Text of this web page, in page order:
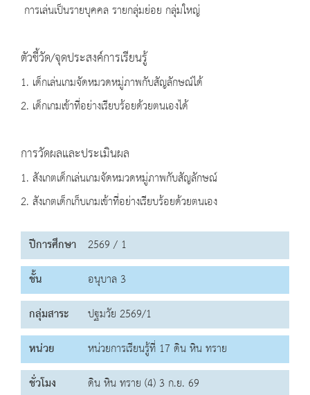
การเล่นเป็นรายบุคคล รายกลุ่มย่อย กลุ่มใหญ่
ตัวชี้วัด/จุดประสงค์การเรียนรู้
1. เด็กเล่นเกมจัดหมวดหมู่ภาพกับสัญลักษณ์ได้
2. เด็กเกมเข้าที่อย่างเรียบร้อยด้วยตนเองได้
การวัดผลและประเมินผล
1. สังเกตเด็กเล่นเกมจัดหมวดหมู่ภาพกับสัญลักษณ์
2. สังเกตเด็กเก็บเกมเข้าที่อย่างเรียบร้อยด้วยตนเอง
ปีการศึกษา 2569 / 1
ชั้น
อนุบาล 3
กลุ่มสาระ
ปฐมวัย 2569/1
หน่วย
หน่วยการเรียนรู้ที่ 17 ดิน หิน ทราย
ชั่วโมง
ดิน หิน ทราย (4) 3 ก.ย. 69